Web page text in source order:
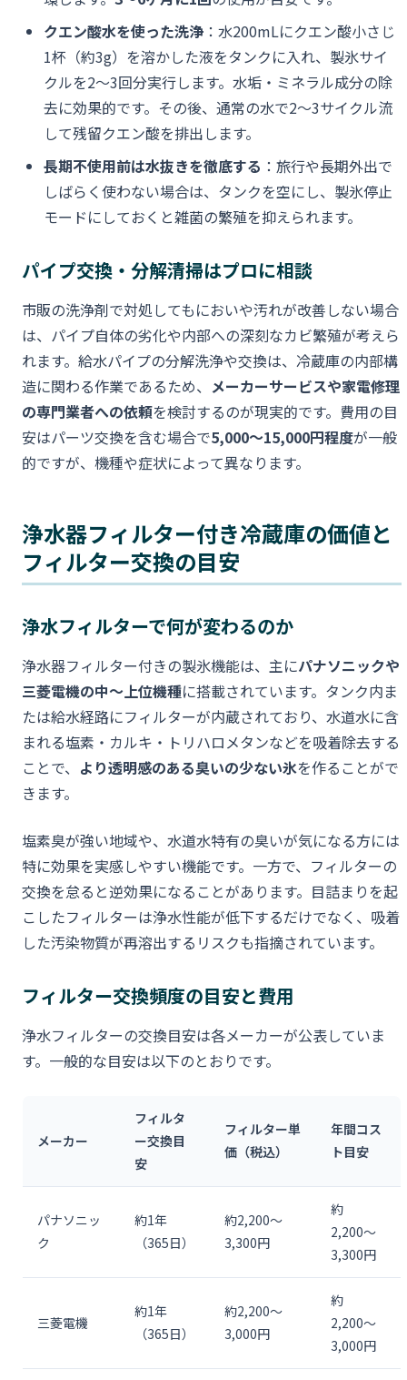
クエン酸水を使った洗浄 ：水200mLにクエン酸小さじ
1杯（約3g）を溶かした液をタンクに入れ、製氷サイ
クルを2〜3回分実行します。水垢・ミネラル成分の除
去に効果的です。その後、通常の水で2〜3サイクル流
して残留クエン酸を排出します。
長期不使用前は水抜きを徹底する ：旅行や長期外出で
しばらく使わない場合は、タンクを空にし、製氷停止
モードにしておくと雑菌の繁殖を抑えられます。
パイプ交換・分解清掃はプロに相談
市販の洗浄剤で対処してもにおいや汚れが改善しない場合
は、パイプ自体の劣化や内部への深刻なカビ繁殖が考えら
れます。給水パイプの分解洗浄や交換は、冷蔵庫の内部構
造に関わる作業であるため、 メーカーサービスや家電修理
の専門業者への依頼を検討するのが現実的です。費用の目
安はパーツ交換を含む場合で5,000〜15,000円程度が一般
的ですが、機種や症状によって異なります。
浄水器フィルター付き冷蔵庫の価値と
フィルター交換の目安
浄水フィルターで何が変わるのか
浄水器フィルター付きの製氷機能は、主にパナソニックや
三菱電機の中〜上位機種に搭載されています。タンク内ま
たは給水経路にフィルターが内蔵されており、水道水に含
まれる塩素・カルキ・トリハロメタンなどを吸着除去する
ことで、 より透明感のある臭いの少ない氷を作ることがで
きます。
塩素臭が強い地域や、水道水特有の臭いが気になる方には
特に効果を実感しやすい機能です。一方で、フィルターの
交換を怠ると逆効果になることがあります。目詰まりを起
こしたフィルターは浄水性能が低下するだけでなく、吸着
した汚染物質が再溶出するリスクも指摘されています。
フィルター交換頻度の目安と費用
浄水フィルターの交換目安は各メーカーが公表していま
す。一般的な目安は以下のとおりです。
メーカー
フィルタ
ー交換目
安
フィルター単
価（税込）
年間コス
ト目安
パナソニッ
ク
約1年
（365日）
約2,200〜
3,300円
約
2,200〜
3,300円
三菱電機
約1年
（365日）
約2,200〜
3,000円
約
2,200〜
3,000円